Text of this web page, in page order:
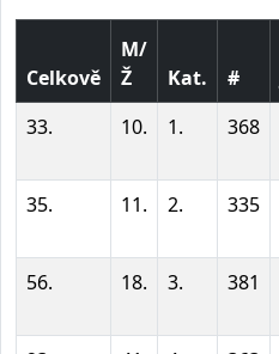
Celkově
M/
Ž
Kat. #
33.
10. 1. 368
35. 11. 2. 335
56. 18. 3. 381